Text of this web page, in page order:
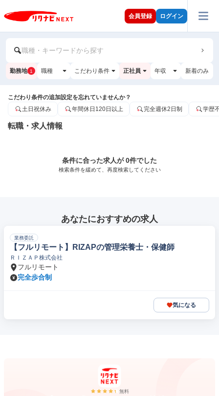
会員登録 ログイン
職種・キーワードから探す
勤務地 1 職種 こだわり条件 正社員 年収 新着のみ
こだわり条件の追加設定を忘れていませんか？
土日祝休み
年間休日120日以上 完全週休2日制 学歴
転職・求人情報
条件に合った求人が 0件でした
検索条件を緩めて、再度検索してください
あなたにおすすめの求人
業務委託
【フルリモート】RIZAPの管理栄養士・保健師
ＲＩＺＡＰ株式会社
フルリモート
完全歩合制
気になる
無料